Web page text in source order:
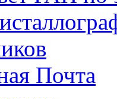
Почта